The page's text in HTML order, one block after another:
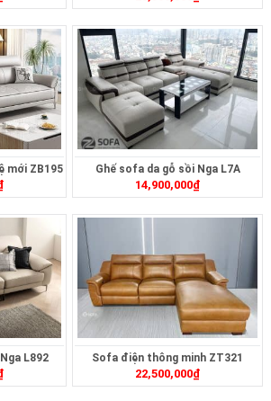
mới ZB195 Ghế sofa da gỗ sồi Nga L7A
14,900,000₫
L892 Sofa điện thông minh ZT321
22,500,000₫